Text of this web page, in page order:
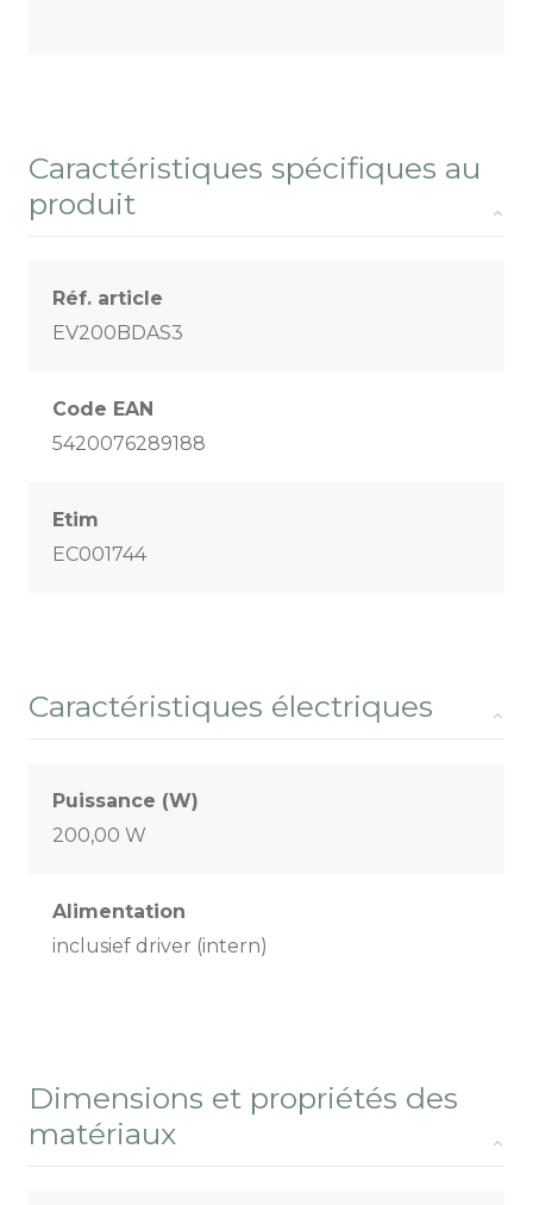
Caractéristiques spécifiques au
produit
Réf. article
EV200BDAS3
Code EAN
5420076289188
Etim
EC001744
Caractéristiques électriques
Puissance (W)
200,00 W
Alimentation
inclusief driver (intern)
Dimensions et propriétés des
matériaux